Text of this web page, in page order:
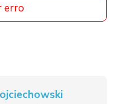
erro